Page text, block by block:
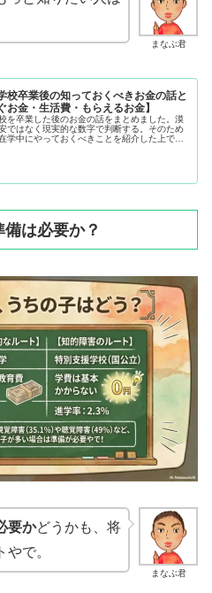
まなぶ君
校卒業後の知っておくべきお金の話と
お金・生活費・もらえるお金】
を卒業した後のお金の話をまとめました。漠
ではなく現実的な数字で判断する。そのため
学中にやっておくべきことを紹介した上で、
は必要か？
まなぶ君
要かどうかも、将
で。